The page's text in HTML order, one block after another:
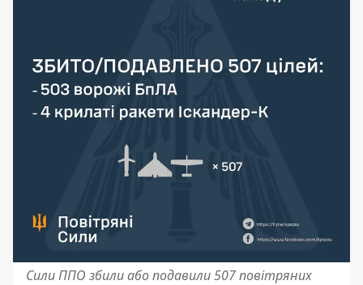
Сили ППО збили або подавили 507 повітряних